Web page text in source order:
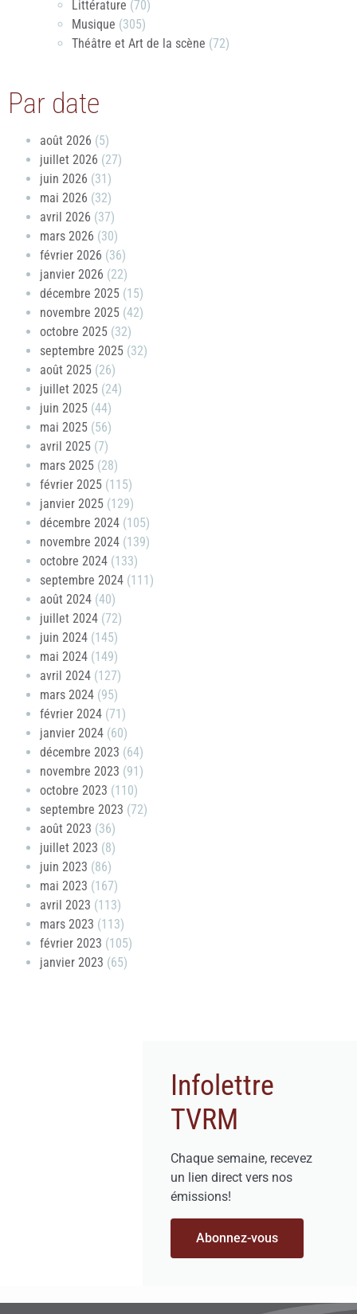
Littérature (70)
Musique (305)
Théâtre et Art de la scène (72)
Par date
août 2026 (5)
juillet 2026 (27)
juin 2026 (31)
mai 2026 (32)
avril 2026 (37)
mars 2026 (30)
février 2026 (36)
janvier 2026 (22)
décembre 2025 (15)
novembre 2025 (42)
octobre 2025 (32)
septembre 2025 (32)
août 2025 (26)
juillet 2025 (24)
juin 2025 (44)
mai 2025 (56)
avril 2025 (7)
mars 2025 (28)
février 2025 (115)
janvier 2025 (129)
décembre 2024 (105)
novembre 2024 (139)
octobre 2024 (133)
septembre 2024 (111)
août 2024 (40)
juillet 2024 (72)
juin 2024 (145)
mai 2024 (149)
avril 2024 (127)
mars 2024 (95)
février 2024 (71)
janvier 2024 (60)
décembre 2023 (64)
novembre 2023 (91)
octobre 2023 (110)
septembre 2023 (72)
août 2023 (36)
juillet 2023 (8)
juin 2023 (86)
mai 2023 (167)
avril 2023 (113)
mars 2023 (113)
février 2023 (105)
janvier 2023 (65)
Infolettre
TVRM
Chaque semaine, recevez
un lien direct vers nos
émissions!
Abonnez-vous